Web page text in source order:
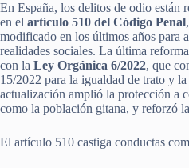
En España, los delitos de odio están
en el artículo 510 del Código Penal
modificado en los últimos años para
realidades sociales. La última
con la Ley Orgánica 6/2022, que
15/2022 para la igualdad de trato y
actualización amplió la protección a
como la población gitana, y reforzó
El artículo 510 castiga conductas